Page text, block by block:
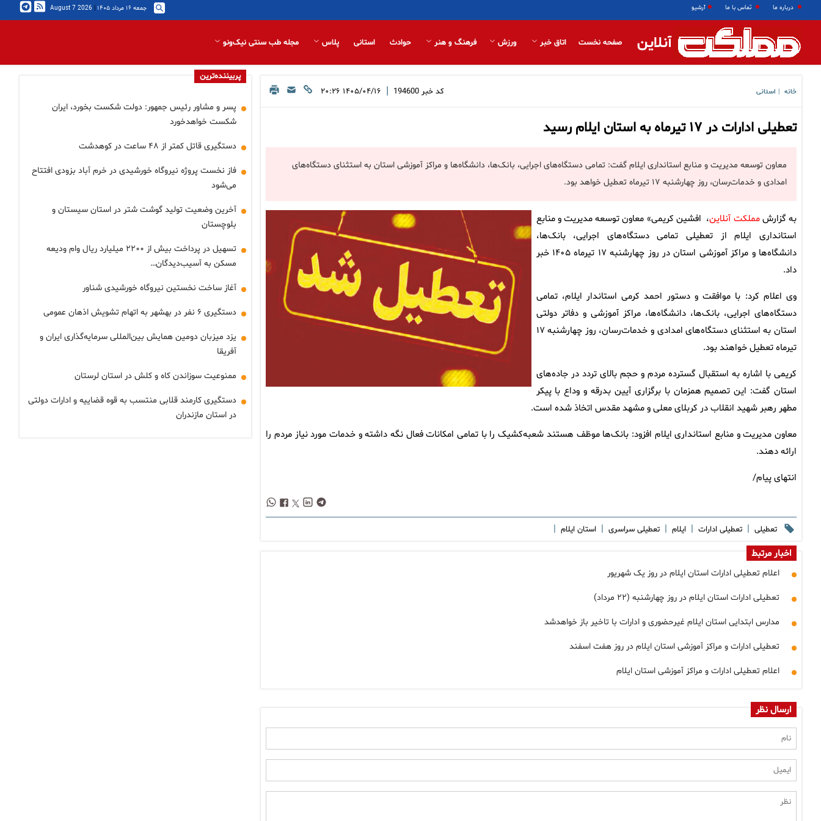
درباره ما تماس با ما آرشیو جمعه ۱۶ مرداد ۱۴۰۵ |
2026 August 7
آنلاین صفحه نخست اتاق خبر ورزش فرهنگ و هنر حوادث استانی پلاس مجله طب سنتی نیک‌ونو
خانه استانی کد خبر 194600
| ۱۴۰۵/۰۴/۱۶ ۲۰:۲۶
تعطیلی ادارات در ۱۷ تیرماه به استان ایلام رسید
معاون توسعه مدیریت و منابع استانداری ایلام گفت: تمامی دستگاه‌های اجرایی، بانک‌ها، دانشگاه‌ها و مراکز آموزشی استان به استثنای دستگاه‌های
امدادی و خدمات‌رسان، روز چهارشنبه ۱۷ تیرماه تعطیل خواهد بود.
به گزارشمملکت آنلاین، افشین کریمی» معاون توسعه مدیریت و منابع
استانداری ایلام از تعطیلی تمامی دستگاه‌های اجرایی، بانک‌ها،
دانشگاه‌ها و مراکز آموزشی استان در روز چهارشنبه ۱۷ تیرماه ۱۴۰۵ خبر
داد.
وی اعلام کرد: با موافقت و دستور احمد کرمی استاندار ایلام، تمامی
دستگاه‌های اجرایی، بانک‌ها، دانشگاه‌ها، مراکز آموزشی و دفاتر دولتی
استان به استثنای دستگاه‌های امدادی و خدمات‌رسان، روز چهارشنبه ۱۷
تیرماه تعطیل خواهند بود.
کریمی با اشاره به استقبال گسترده مردم و حجم بالای تردد در جاده‌های
استان گفت: این تصمیم همزمان با برگزاری آیین بدرقه و وداع با پیکر
مطهر رهبر شهید انقلاب در کربلای معلی و مشهد مقدس اتخاذ شده است.
معاون مدیریت و منابع استانداری ایلام افزود: بانک‌ها موظف هستند شعبه‌کشیک را با تمامی امکانات فعال نگه داشته و خدمات مورد نیاز مردم را
ارائه دهند.
انتهای پیام/
تعطیلی | تعطیلی ادارات | ایلام | تعطیلی سراسری | استان ایلام |
اخبار مرتبط
اعلام تعطیلی ادارات استان ایلام در روز یک شهریور
تعطیلی ادارات استان ایلام در روز چهارشنبه (۲۲ مرداد)
مدارس ابتدایی استان ایلام غیرحضوری و ادارات با تاخیر باز خواهدشد
تعطیلی ادارات و مراکز آموزشی استان ایلام در روز هفت اسفند
اعلام تعطیلی ادارات و مراکز آموزشی استان ایلام
ارسال نظر
پربیننده‌ترین
پسر و مشاور رئیس جمهور: دولت شکست بخورد، ایران
شکست خواهدخورد
دستگیری قاتل کمتر از ۴۸ ساعت در کوهدشت
فاز نخست پروژه نیروگاه خورشیدی در خرم آباد بزودی افتتاح
می‌شود
آخرین وضعیت تولید گوشت شتر در استان سیستان و
بلوچستان
تسهیل در پرداخت بیش از ۲۲۰۰ میلیارد ریال وام ودیعه
مسکن به آسیب‌دیدگان…
آغاز ساخت نخستین نیروگاه خورشیدی شناور
دستگیری ۶ نفر در بهشهر به اتهام تشویش اذهان عمومی
یزد میزبان دومین همایش بین‌المللی سرمایه‌گذاری ایران و
آفریقا
ممنوعیت سوزاندن کاه و کلش در استان لرستان
دستگیری کارمند قلابی منتسب به قوه قضاییه و ادارات دولتی
در استان مازندران